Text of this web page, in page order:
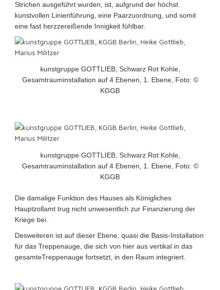
Strichen ausgeführt wurden, ist, aufgrund der höchst
kunstvollen Linienführung, eine Paarzuordnung, und somit
eine fast herzzereißende Innigkeit fühlbar.
kunstgruppe GOTTLIEB, Schwarz Rot Kohle,
Gesamtrauminstallation auf 4 Ebenen, 1. Ebene, Foto: ©
KGGB
kunstgruppe GOTTLIEB, Schwarz Rot Kohle,
Gesamtrauminstallation auf 4 Ebenen, 1. Ebene, Foto: ©
KGGB
Die damalige Funktion des Hauses als Königliches
Hauptzollamt trug nicht unwesentlich zur Finanzierung der
Kriege bei.
Desweiteren ist auf dieser Ebene, quasi die Basis-Installation
für das Treppenauge, die sich von hier aus vertikal in das
gesamteTreppenauge fortsetzt, in den Raum integriert.